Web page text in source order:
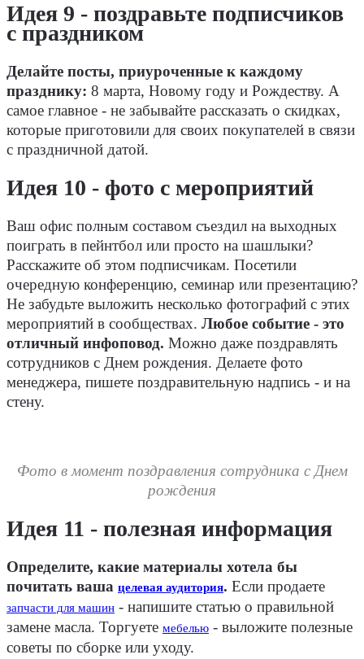
Идея 9 - поздравьте подписчиков
с праздником
Делайте посты, приуроченные к каждому
празднику: 8 марта, Новому году и Рождеству. А
самое главное - не забывайте рассказать о скидках,
которые приготовили для своих покупателей в связи
с праздничной датой.
Идея 10 - фото с мероприятий
Ваш офис полным составом съездил на выходных
поиграть в пейнтбол или просто на шашлыки?
Расскажите об этом подписчикам. Посетили
очередную конференцию, семинар или презентацию?
Не забудьте выложить несколько фотографий с этих
мероприятий в сообществах. Любое событие - это
отличный инфоповод. Можно даже поздравлять
сотрудников с Днем рождения. Делаете фото
менеджера, пишете поздравительную надпись - и на
стену.
Фото в момент поздравления сотрудника с Днем
рождения
Идея 11 - полезная информация
Определите, какие материалы хотела бы
почитать ваша целевая аудитория. Если продаете
запчасти для машин - напишите статью о правильной
замене масла. Торгуете мебелью - выложите полезные
советы по сборке или уходу.